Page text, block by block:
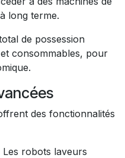
long terme.
de possession
consommables, pour
des fonctionnalités
Les robots laveurs